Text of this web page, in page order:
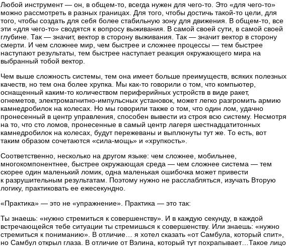
Любой инструмент — он, в общем-то, всегда нужен для чего-то. Это «для чего-то»
можно рассмотреть в разных границах. Для того, чтобы достичь такой-то цели, для
того, чтобы создать для себя более стабильную зону для движения. В общем-то, все
эти «для чего-то» сводятся к вопросу выживания. В самой своей сути, в самой своей
глубине. Так — значит, вектор в сторону выживания. Так — значит вектор в сторону
смерти. И чем сложнее мир, чем быстрее и сложнее процессы — тем быстрее
наступают результаты, тем быстрее наступает реакция окружающего мира на
выбранный тобой вектор.
Чем выше сложность системы, тем она имеет больше преимуществ, всяких полезных
качеств, но тем она более хрупка. Мы как-то говорили о том, что компьютер,
оснащенный каким-то количеством периферийных устройств в виде ракет,
огнеметов, электромагнитно-импульсных установок, может легко разгромить армию
камнедробилок на колесах. Но мы говорили также о том, что один лом, удачно
пронесенный в центр управления, способен вывести из строя всю систему. Несмотря
на то, что сто ломов, пронесенные в самый центр лагеря шестнадцатитонных
камнедробилок на колесах, будут пережеваны и выплюнуты тут же. То есть, вот
таким образом сочетаются «сила-мощь» и «хрупкость».
Соответственно, несколько на другом языке: чем сложнее, мобильнее,
многокомпонентнее, быстрее окружающая среда — чем сложнее система — тем
скорее один маленький ломик, одна маленькая ошибочка может привести
к разрушительным результатам. Поэтому нужно не расслабляться, изучать Вторую
логику, практиковать ее ежесекундно.
«Практика» — это не «упражнение». Практика — это так:
Ты знаешь: «нужно стремиться к совершенству». И в каждую секунду, в каждой
встречающейся тебе ситуации ты стремишься к совершенству. Или знаешь: «нужно
стремиться к пониманию». В отличие… я хотел сказать «от Самбула, который спит»,
но Самбул открыл глаза. В отличие от Вэлина, который тут похрапывает…Такое лицо